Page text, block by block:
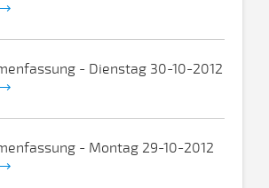
- Dienstag 30-10-2012
- Montag 29-10-2012